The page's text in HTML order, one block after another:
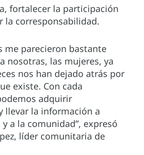
fortalecer la participación
la corresponsabilidad.
me parecieron bastante
nosotras, las mujeres, ya
nos han dejado atrás por
existe. Con cada
adquirir
llevar la información a
a la comunidad”, expresó
líder comunitaria de